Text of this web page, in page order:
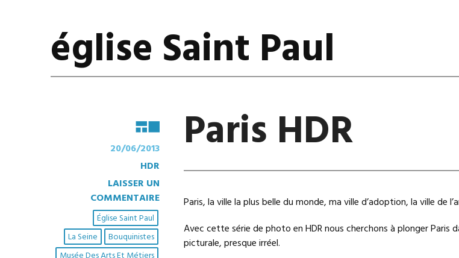
église Saint Paul
20/06/2013
HDR
LAISSER UN
COMMENTAIRE
Église Saint Paul
Bouquinistes
La Seine
Paris HDR
Paris, la ville la plus belle du monde, ma ville d’adoption, la ville de
Avec cette série de photo en HDR nous cherchons à plonger Paris
picturale, presque irréel.